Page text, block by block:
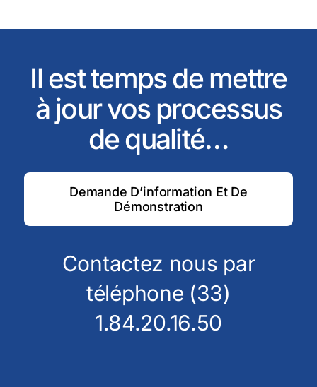
Il est temps de mettre
à jour vos processus
de qualité…
Demande D’information Et De
Démonstration
Contactez nous par
téléphone (33)
1.84.20.16.50